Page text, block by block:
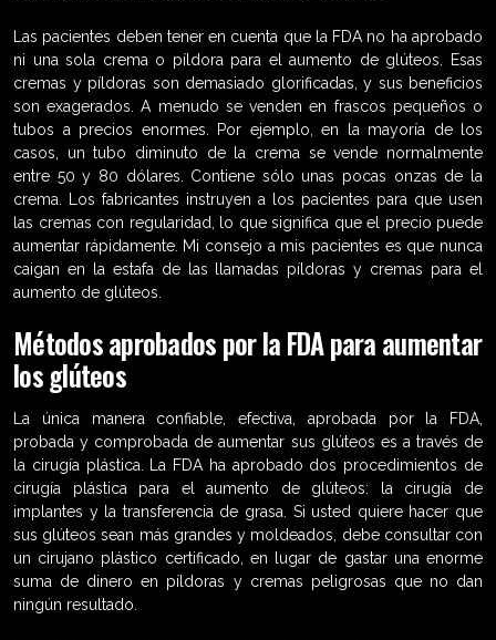
Las pacientes deben tener en cuenta que la FDA no ha aprobado
ni una sola crema o píldora para el aumento de glúteos. Esas
cremas y píldoras son demasiado glorificadas, y sus beneficios
son exagerados. A menudo se venden en frascos pequeños o
tubos a precios enormes. Por ejemplo, en la mayoría de los
casos, un tubo diminuto de la crema se vende normalmente
entre 50 y 80 dólares. Contiene sólo unas pocas onzas de la
crema. Los fabricantes instruyen a los pacientes para que usen
las cremas con regularidad, lo que significa que el precio puede
aumentar rápidamente. Mi consejo a mis pacientes es que nunca
caigan en la estafa de las llamadas píldoras y cremas para el
aumento de glúteos.
Métodos aprobados por la FDA para aumentar
los glúteos
La única manera confiable, efectiva, aprobada por la FDA,
probada y comprobada de aumentar sus glúteos es a través de
la cirugía plástica. La FDA ha aprobado dos procedimientos de
cirugía plástica para el aumento de glúteos: la cirugía de
implantes y la transferencia de grasa. Si usted quiere hacer que
sus glúteos sean más grandes y moldeados, debe consultar con
un cirujano plástico certificado, en lugar de gastar una enorme
suma de dinero en píldoras y cremas peligrosas que no dan
ningún resultado.